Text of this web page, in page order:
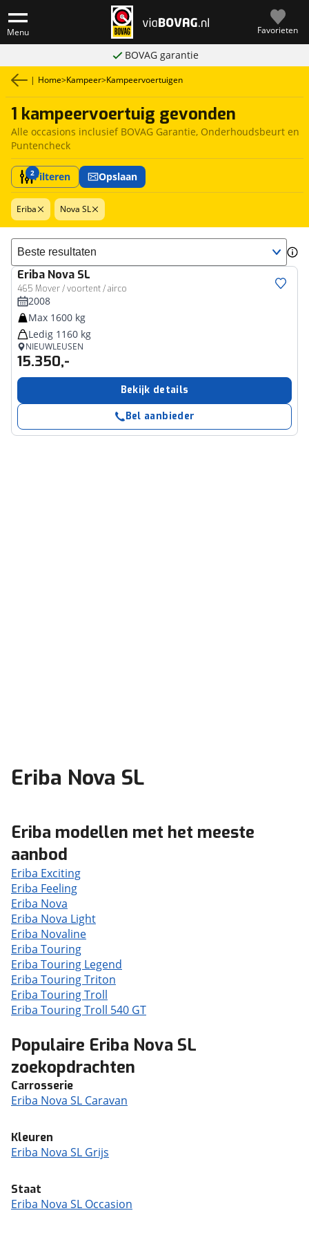
Menu Favorieten
BOVAG garantie
| Home>Kampeer>Kampeervoertuigen
1 kampeervoertuig gevonden
Alle occasions inclusief BOVAG Garantie, Onderhoudsbeurt en
Puntencheck
2Filteren Opslaan
Eriba Nova SL
Sorteer resultaten
Eriba Nova SL
465 Mover / voortent / airco
2008
Max 1600 kg
Ledig 1160 kg
NIEUWLEUSEN
15.350,-
Bekijk details
Bel aanbieder
Eriba Nova SL
Eriba modellen met het meeste
aanbod
Eriba Exciting
Eriba Feeling
Eriba Nova
Eriba Nova Light
Eriba Novaline
Eriba Touring
Eriba Touring Legend
Eriba Touring Triton
Eriba Touring Troll
Eriba Touring Troll 540 GT
Populaire Eriba Nova SL
zoekopdrachten
Carrosserie
Eriba Nova SL Caravan
Kleuren
Eriba Nova SL Grijs
Staat
Eriba Nova SL Occasion